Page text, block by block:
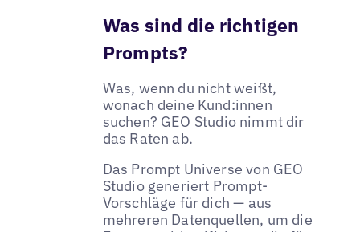
Was sind die richtigen
Prompts?
Was, wenn du nicht weißt,
wonach deine Kund:innen
suchen? GEO Studionimmt dir
das Raten ab.
Das Prompt Universe von GEO
Studio generiert Prompt-
Vorschläge für dich — aus
mehreren Datenquellen, um die